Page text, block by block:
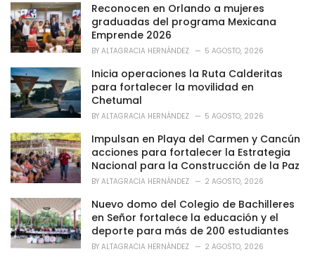
o
r
i
e
:
Reconocen en Orlando a mujeres
graduadas del programa Mexicana
Emprende 2026
BY ALTAGRACIA HERNÁNDEZ 5 AGOSTO, 2026
Inicia operaciones la Ruta Calderitas
para fortalecer la movilidad en
Chetumal
BY ALTAGRACIA HERNÁNDEZ 5 AGOSTO, 2026
Impulsan en Playa del Carmen y Cancún
acciones para fortalecer la Estrategia
Nacional para la Construcción de la Paz
BY ALTAGRACIA HERNÁNDEZ 2 AGOSTO, 2026
Nuevo domo del Colegio de Bachilleres
en Señor fortalece la educación y el
deporte para más de 200 estudiantes
BY ALTAGRACIA HERNÁNDEZ 2 AGOSTO, 2026